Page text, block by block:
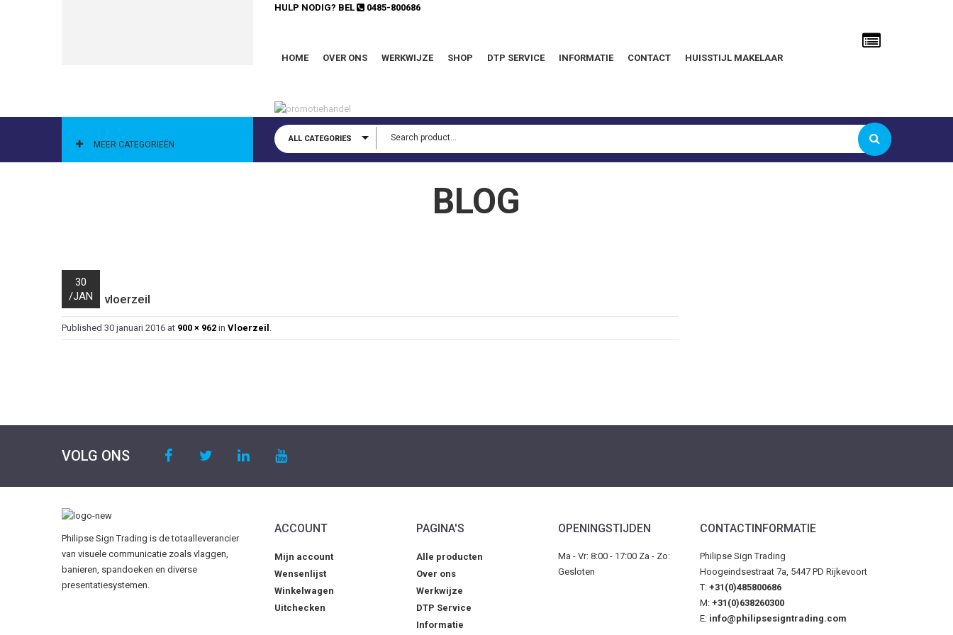
HULP NODIG? BEL 0485-800686
HOME OVER ONS WERKWIJZE SHOP DTP SERVICE INFORMATIE CONTACT HUISSTIJL MAKELAAR
CATEGORIEËN
MEER CATEGORIEËN
ALL CATEGORIES
BLOG
30
/JAN vloerzeil
Published 30 januari 2016 at 900 × 962 in Vloerzeil
VOLG ONS
Philipse Sign Trading is de totaalleverancier
van visuele communicatie zoals vlaggen,
banieren, spandoeken en diverse
presentatiesystemen.
ACCOUNT
Mijn account
Wensenlijst
Winkelwagen
Uitchecken
PAGINA'S
Alle producten
Over ons
Werkwijze
DTP Service
Informatie
OPENINGSTIJDEN
Ma - Vr: 8:00 - 17:00 Za - Zo:
Gesloten
CONTACTINFORMATIE
Philipse Sign Trading
Hoogeindsestraat 7a, 5447 PD Rijkevoort
T: +31(0)485800686
M: +31(0)638260300
E: info@philipsesigntrading.com